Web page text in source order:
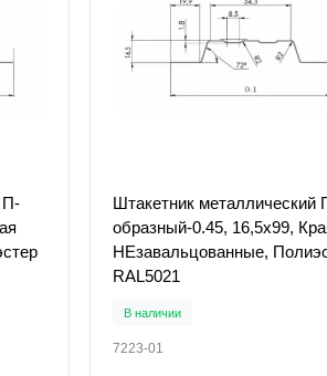
П-
Штакетник металлический
образный-0.45, 16,5х99,
НЕзавальцованные,
RAL5021
В наличии
7223-01